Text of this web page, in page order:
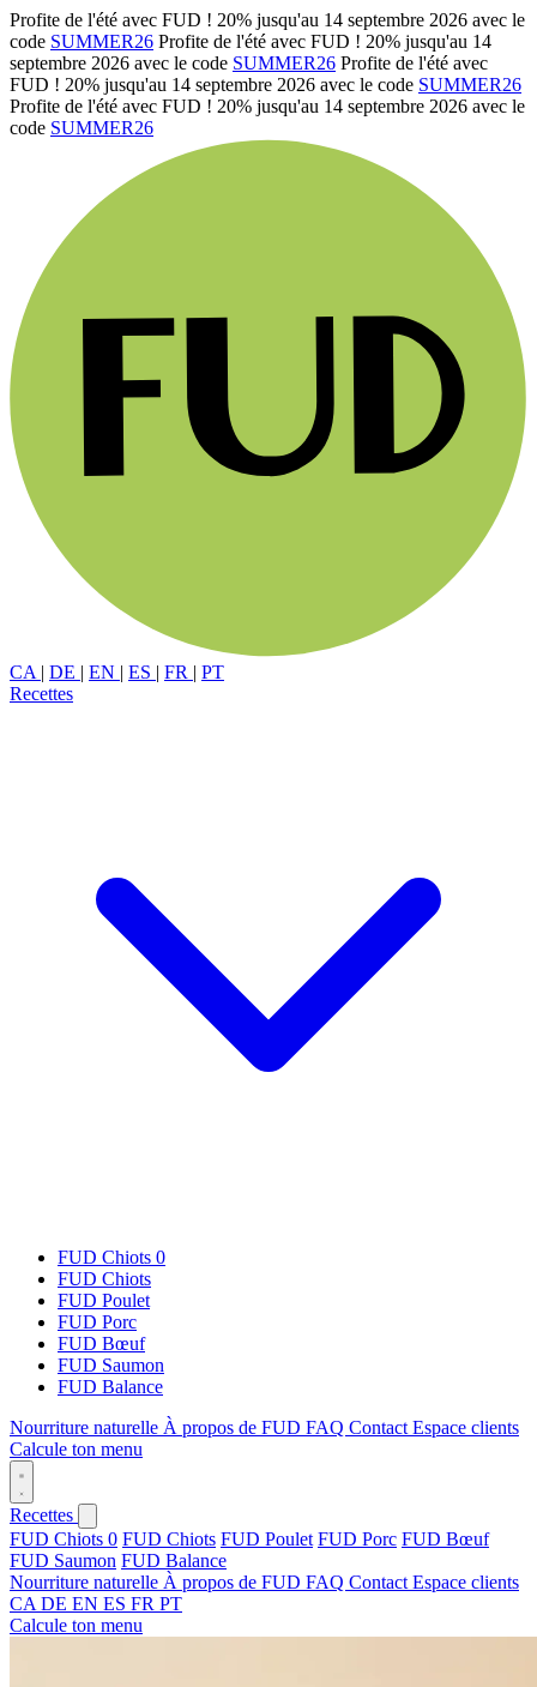
Profite de l'été avec FUD ! 20% jusqu'au 14 septembre 2026 avec le
code SUMMER26 Profite de l'été avec FUD ! 20% jusqu'au 14
septembre 2026 avec le code SUMMER26 Profite de l'été avec
FUD ! 20% jusqu'au 14 septembre 2026 avec le code SUMMER26
Profite de l'été avec FUD ! 20% jusqu'au 14 septembre 2026 avec le
code SUMMER26
CA | DE | EN | ES | FR | PT
Recettes
FUD Chiots 0
FUD Chiots
FUD Poulet
FUD Porc
FUD Bœuf
FUD Saumon
FUD Balance
Nourriture naturelle À propos de FUD FAQ Contact Espace clients
Calcule ton menu
Recettes
FUD Chiots 0 FUD Chiots FUD Poulet FUD Porc FUD Bœuf
FUD Saumon FUD Balance
Nourriture naturelle À propos de FUD FAQ Contact Espace clients
CA DE EN ES FR PT
Calcule ton menu